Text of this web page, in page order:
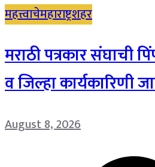
महत्त्वाचेमहाराष्ट्रशहर
मराठी पत्रकार संघाची
व जिल्हा कार्यकारिणी
August 8, 2026